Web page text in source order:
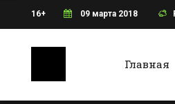
16+ 09 марта 2018
Главная